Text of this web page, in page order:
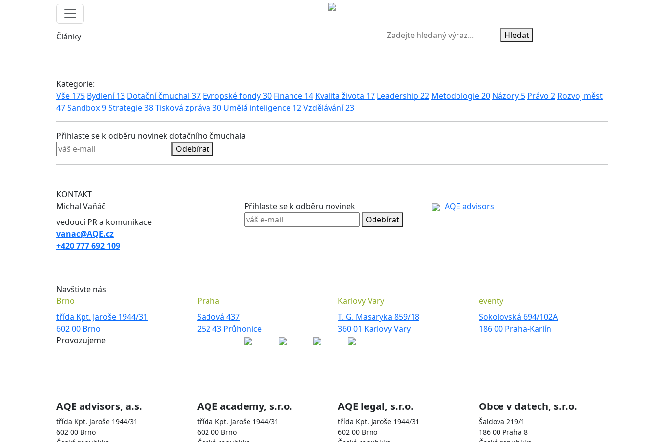
Články Hledat
Kategorie:
Vše 175 Bydlení13 Dotační čmuchal 37 Evropské fondy30 Finance 14 Kvalita života 17 Leadership 22 Metodologie20 Názory 5 Právo 2 Rozvoj měst
47Sandbox9Strategie38Tisková zpráva 30 Umělá inteligence 12Vzdělávání23
Přihlaste se k odběru novinek dotačního čmuchala
Odebírat
KONTAKT
Michal Vaňáč
vedoucí PR a komunikace
vanac@AQE.cz
+420 777 692 109
Přihlaste se k odběru novinek
Odebírat
AQE advisors
Navštivte nás
Brno
třída Kpt. Jaroše 1944/31
602 00 Brno
Praha
Sadová 437
252 43 Průhonice
Karlovy Vary
T. G. Masaryka 859/18
360 01 Karlovy Vary
eventy
Sokolovská 694/102A
186 00 Praha-Karlín
Provozujeme
AQE advisors, a.s.
třída Kpt. Jaroše 1944/31
602 00 Brno
AQE academy, s.r.o.
třída Kpt. Jaroše 1944/31
602 00 Brno
AQE legal, s.r.o.
třída Kpt. Jaroše 1944/31
602 00 Brno
Obce v datech, s.r.o.
Šaldova 219/1
186 00 Praha 8